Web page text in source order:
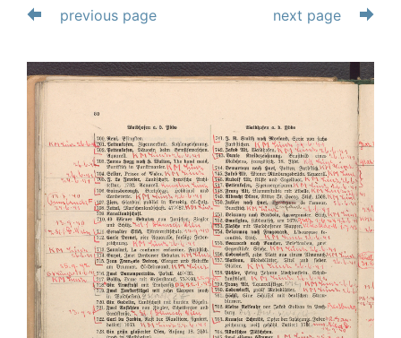
previous page next page